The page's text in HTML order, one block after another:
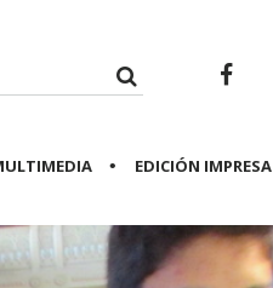
EDICIÓN IMPRESA